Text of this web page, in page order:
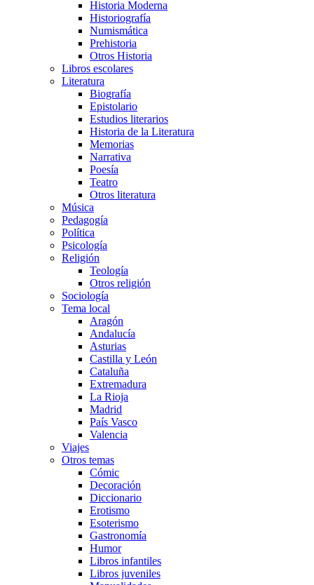
Historia Moderna
Historiografía
Numismática
Prehistoria
Otros Historia
Libros escolares
Literatura
Biografía
Epistolario
Estudios literarios
Historia de la Literatura
Memorias
Narrativa
Poesía
Teatro
Otros literatura
Música
Pedagogía
Política
Psicología
Religión
Teología
Otros religión
Sociología
Tema local
Aragón
Andalucía
Asturias
Castilla y León
Cataluña
Extremadura
La Rioja
Madrid
País Vasco
Valencia
Viajes
Otros temas
Cómic
Decoración
Diccionario
Erotismo
Esoterismo
Gastronomía
Humor
Libros infantiles
Libros juveniles